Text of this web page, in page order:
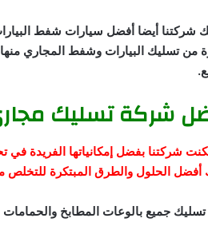
شركتنا أيضا أفضل سيارات شفط
من تسليك البيارات وشفط المجاري
شركة تسليك
شركتنا بفضل إمكانياتها الفريدة
أفضل الحلول والطرق المبتكرة
تسليك جميع بالوعات المطابخ